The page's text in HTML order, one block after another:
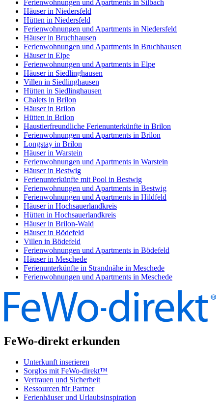
Ferienwohnungen und Apartments in Silbach
Häuser in Niedersfeld
Hütten in Niedersfeld
Ferienwohnungen und Apartments in Niedersfeld
Häuser in Bruchhausen
Ferienwohnungen und Apartments in Bruchhausen
Häuser in Elpe
Ferienwohnungen und Apartments in Elpe
Häuser in Siedlinghausen
Villen in Siedlinghausen
Hütten in Siedlinghausen
Chalets in Brilon
Häuser in Brilon
Hütten in Brilon
Haustierfreundliche Ferienunterkünfte in Brilon
Ferienwohnungen und Apartments in Brilon
Longstay in Brilon
Häuser in Warstein
Ferienwohnungen und Apartments in Warstein
Häuser in Bestwig
Ferienunterkünfte mit Pool in Bestwig
Ferienwohnungen und Apartments in Bestwig
Ferienwohnungen und Apartments in Hildfeld
Häuser in Hochsauerlandkreis
Hütten in Hochsauerlandkreis
Häuser in Brilon-Wald
Häuser in Bödefeld
Villen in Bödefeld
Ferienwohnungen und Apartments in Bödefeld
Häuser in Meschede
Ferienunterkünfte in Strandnähe in Meschede
Ferienwohnungen und Apartments in Meschede
FeWo-direkt erkunden
Unterkunft inserieren
Sorglos mit FeWo-direkt™
Vertrauen und Sicherheit
Ressourcen für Partner
Ferienhäuser und Urlaubsinspiration